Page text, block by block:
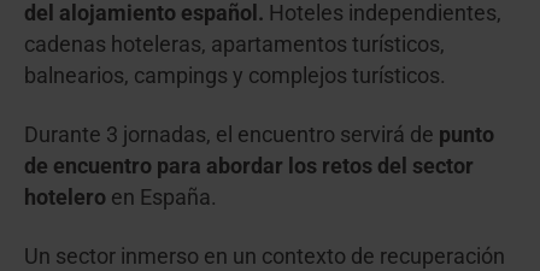
del alojamiento español. Hoteles independientes,
cadenas hoteleras, apartamentos turísticos,
balnearios, campings y complejos turísticos.
Durante 3 jornadas, el encuentro servirá de punto
de encuentro para abordar los retos del sector
hotelero en España.
Un sector inmerso en un contexto de recuperación